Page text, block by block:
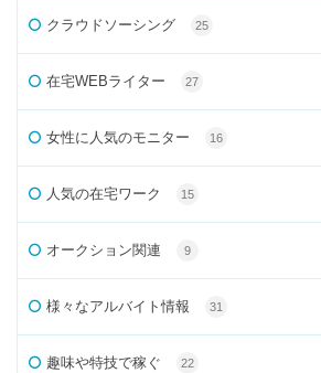
クラウドソーシング 25
在宅WEBライター 27
女性に人気のモニター 16
人気の在宅ワーク 15
オークション関連 9
様々なアルバイト情報 31
趣味や特技で稼ぐ 22